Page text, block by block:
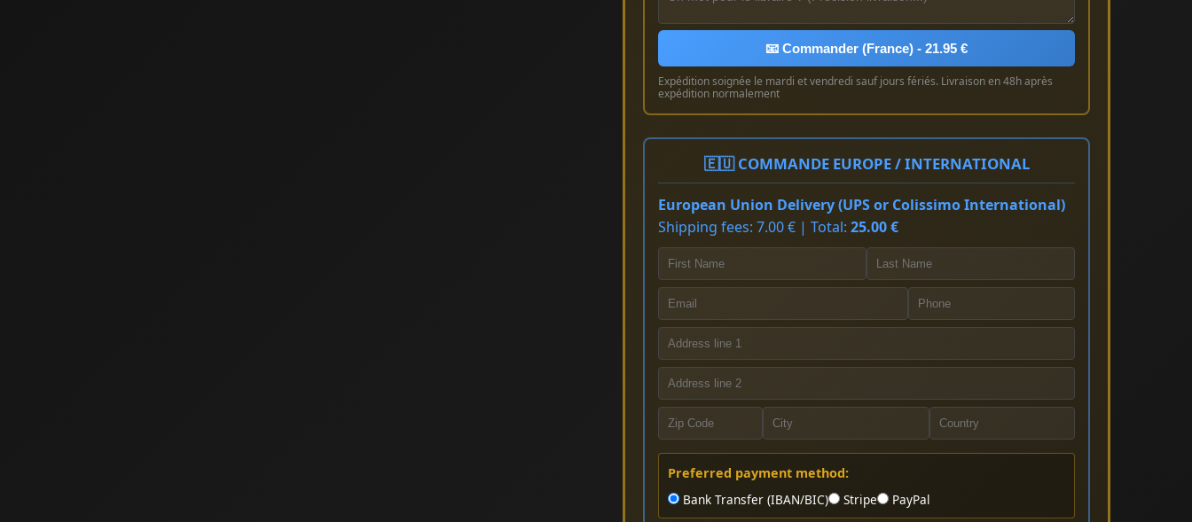
📧 Commander (France) - 21.95 €
Expédition soignée le mardi et vendredi sauf jours fériés. Livraison en 48h après
expédition normalement
🇪🇺 COMMANDE EUROPE / INTERNATIONAL
European Union Delivery (UPS or Colissimo International)
Shipping fees: 7.00 € | Total: 25.00 €
Preferred payment method:
Bank Transfer (IBAN/BIC)
Stripe PayPal